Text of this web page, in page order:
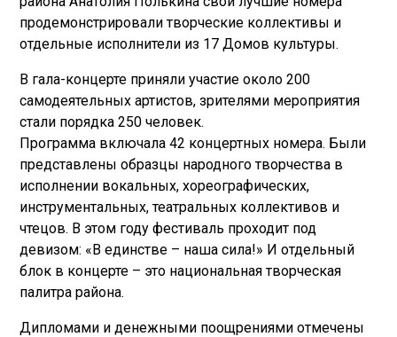
продемонстрировали творческие коллективы и
отдельные исполнители из 17 Домов культуры.
В гала-концерте приняли участие около 200
самодеятельных артистов, зрителями мероприятия
стали порядка 250 человек.
Программа включала 42 концертных номера. Были
представлены образцы народного творчества в
исполнении вокальных, хореографических,
инструментальных, театральных коллективов и
чтецов. В этом году фестиваль проходит под
девизом: «В единстве – наша сила!» И отдельный
блок в концерте – это национальная творческая
палитра района.
Дипломами и денежными поощрениями отмечены